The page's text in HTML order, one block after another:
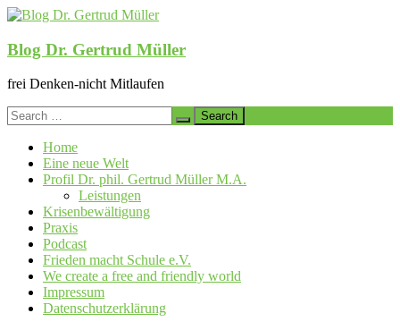
Skip
content
Blog Dr. Gertrud Müller
frei Denken-nicht Mitlaufen
Search
for:
Home
Eine neue Welt
Profil Dr. phil. Gertrud Müller M.A.
Leistungen
Krisenbewältigung
Praxis
Podcast
Frieden macht Schule e.V.
We create a free and friendly world
Impressum
Datenschutzerklärung